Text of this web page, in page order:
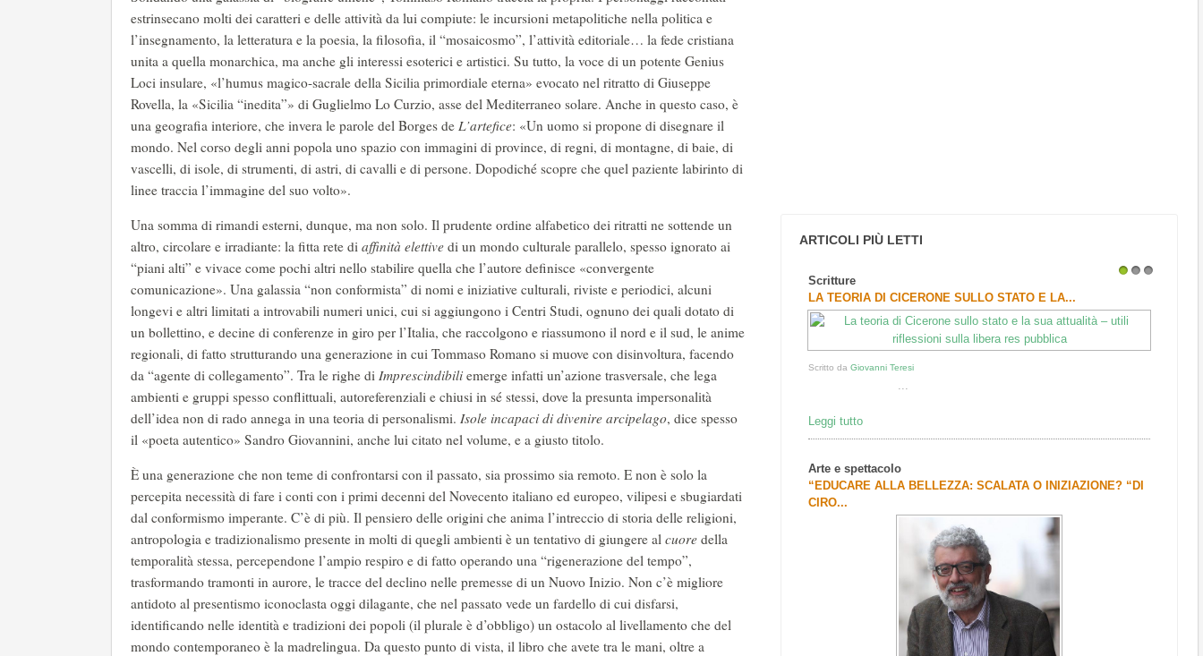
estrinsecano molti dei caratteri e delle attività da lui compiute: le incursioni metapolitiche nella politica e
l’insegnamento, la letteratura e la poesia, la filosofia, il “mosaicosmo”, l’attività editoriale… la fede cristiana
unita a quella monarchica, ma anche gli interessi esoterici e artistici. Su tutto, la voce di un potente Genius
Loci insulare, «l’humus magico-sacrale della Sicilia primordiale eterna» evocato nel ritratto di Giuseppe
Rovella, la «Sicilia “inedita”» di Guglielmo Lo Curzio, asse del Mediterraneo solare. Anche in questo caso, è
una geografia interiore, che invera le parole del Borges de L’artefice: «Un uomo si propone di disegnare il
mondo. Nel corso degli anni popola uno spazio con immagini di province, di regni, di montagne, di baie, di
vascelli, di isole, di strumenti, di astri, di cavalli e di persone. Dopodiché scopre che quel paziente labirinto di
linee traccia l’immagine del suo volto».
Una somma di rimandi esterni, dunque, ma non solo. Il prudente ordine alfabetico dei ritratti ne sottende un
altro, circolare e irradiante: la fitta rete di affinità elettive di un mondo culturale parallelo, spesso ignorato ai
“piani alti” e vivace come pochi altri nello stabilire quella che l’autore definisce «convergente
comunicazione». Una galassia “non conformista” di nomi e iniziative culturali, riviste e periodici, alcuni
longevi e altri limitati a introvabili numeri unici, cui si aggiungono i Centri Studi, ognuno dei quali dotato di
un bollettino, e decine di conferenze in giro per l’Italia, che raccolgono e riassumono il nord e il sud, le anime
regionali, di fatto strutturando una generazione in cui Tommaso Romano si muove con disinvoltura, facendo
da “agente di collegamento”. Tra le righe di Imprescindibili emerge infatti un’azione trasversale, che lega
ambienti e gruppi spesso conflittuali, autoreferenziali e chiusi in sé stessi, dove la presunta impersonalità
dell’idea non di rado annega in una teoria di personalismi. Isole incapaci di divenire arcipelago, dice spesso
il «poeta autentico» Sandro Giovannini, anche lui citato nel volume, e a giusto titolo.
È una generazione che non teme di confrontarsi con il passato, sia prossimo sia remoto. E non è solo la
percepita necessità di fare i conti con i primi decenni del Novecento italiano ed europeo, vilipesi e sbugiardati
dal conformismo imperante. C’è di più. Il pensiero delle origini che anima l’intreccio di storia delle religioni,
antropologia e tradizionalismo presente in molti di quegli ambienti è un tentativo di giungere al cuore della
temporalità stessa, percependone l’ampio respiro e di fatto operando una “rigenerazione del tempo”,
trasformando tramonti in aurore, le tracce del declino nelle premesse di un Nuovo Inizio. Non c’è migliore
antidoto al presentismo iconoclasta oggi dilagante, che nel passato vede un fardello di cui disfarsi,
identificando nelle identità e tradizioni dei popoli (il plurale è d’obbligo) un ostacolo al livellamento che del
mondo contemporaneo è la madrelingua. Da questo punto di vista, il libro che avete tra le mani, oltre a
ARTICOLI PIÙ LETTI
Scritture
LA TEORIA DI CICERONE SULLO STATO E LA...
Scritto daGiovanni Teresi
...
Leggi tutto
Arte e spettacolo
“EDUCARE ALLA BELLEZZA: SCALATA O INIZIAZIONE? “DI
CIRO...